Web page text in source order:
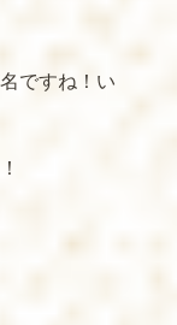
ですね！い